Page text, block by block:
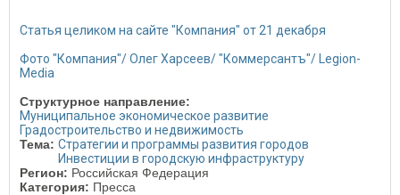
Статья целиком на сайте "Компания" от 21 декабря
Фото "Компания"/ Олег Харсеев/ "Коммерсантъ"/ Legion-
Media
Структурное направление:
Муниципальное экономическое развитие
Градостроительство и недвижимость
Тема: Стратегии и программы развития городов
Инвестиции в городскую инфраструктуру
Регион: Российская Федерация
Категория: Пресса